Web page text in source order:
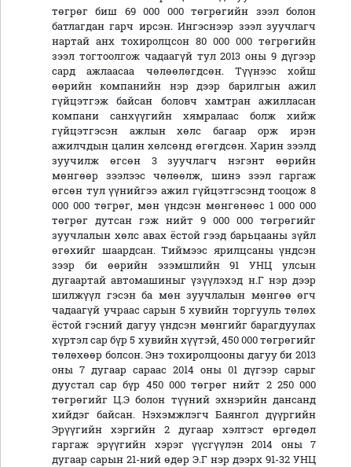
төгрөг биш 69 000 000 төгрөгийн зээл болон
батлагдан гарч ирсэн. Ингэснээр зээл зуучлагч
нартай анх тохиролцсон 80 000 000 төгрөгийн
зээл тогтоолгож чадаагүй тул 2013 оны 9 дүгээр
сард ажлаасаа чөлөөлөгдсөн. Түүнээс хойш
өөрийн компанийн нэр дээр барилгын ажил
гүйцэтгэж байсан боловч хамтран ажилласан
компани санхүүгийн хямралаас болж хийж
гүйцэтгэсэн ажлын хөлс багаар орж ирэн
ажилчдын цалин хөлсөнд өгөгдсөн. Харин зээлд
зуучилж өгсөн 3 зуучлагч нэгэнт өөрийн
мөнгөөр зээлээс чөлөөлж, шинэ зээл гаргаж
өгсөн тул үүнийгээ ажил гүйцэтгэсэнд тооцож 8
000 000 төгрөг, мөн үндсэн мөнгөнөөс 1 000 000
төгрөг дутсан гэж нийт 9 000 000 төгрөгийг
зуучлалын хөлс авах ёстой гээд барьцааны зүйл
өгөхийг шаардсан. Тиймээс ярилцсаны үндсэн
зээр би өөрийн эзэмшлийн 91 УНЦ улсын
дугаартай автомашиныг үзүүлэхэд н.Г нэр дээр
шилжүүл гэсэн ба мөн зуучлалын мөнгөө өгч
чадаагүй учраас сарын 5 хувийн торгууль төлөх
ёстой гэсний дагуу үндсэн мөнгийг барагдуулах
хүртэл cap бүр 5 хувийн хүүтэй, 450 000 төгрөгийг
төлөхөөр болсон. Энэ тохиролцооны дагуу би 2013
оны 7 дугаар сараас 2014 оны 01 дүгээр сарыг
дуустал cap бүр 450 000 төгрөг нийт 2 250 000
төгрөгийг Ц.Э болон түүний эхнэрийн дансанд
хийдэг байсан. Нэхэмжлэгч Баянгол дүүргийн
Эрүүгийн хэргийн 2 дугаар хэлтэст өргөдөл
гаргаж эрүүгийн хэрэг үүсгүүлэн 2014 оны 7
дугаар сарын 21-ний өдөр Э.Г нэр дээрх 91-32 УНЦ